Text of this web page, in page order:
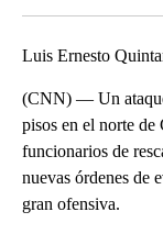
Luis Ernesto
(CNN) — Un
pisos en el norte de
funcionarios de
nuevas órdenes de
gran ofensiva.